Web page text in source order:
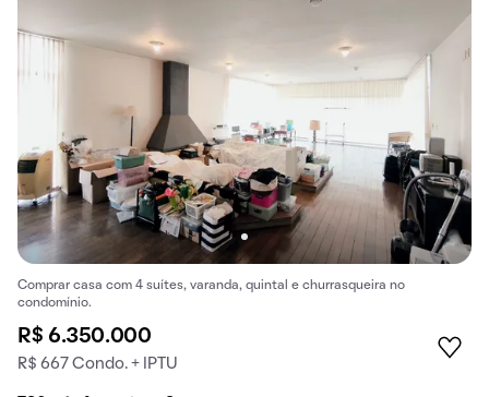
Comprar casa com 4 suítes, varanda, quintal e churrasqueira no
condomínio.
R$ 6.350.000
R$ 667 Condo. + IPTU